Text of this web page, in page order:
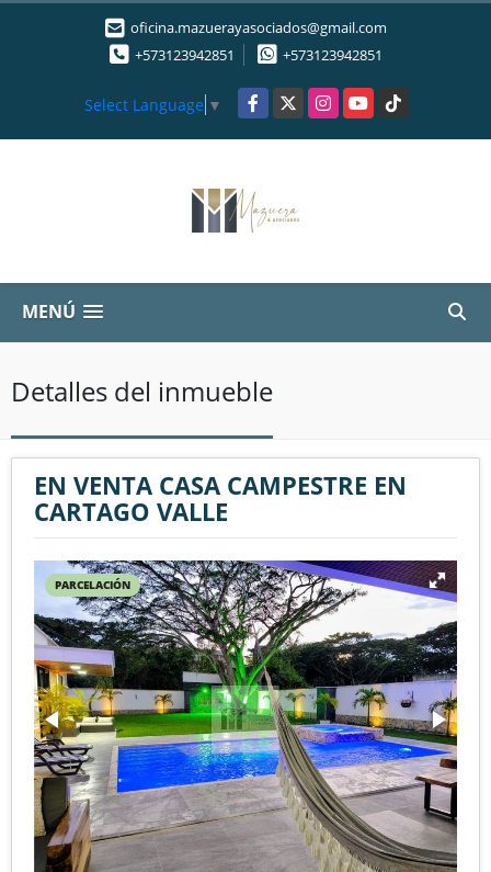
oficina.mazuerayasociados@gmail.com
+573123942851
+573123942851
Select Language ▼ Facebook
X InstagramYouTubeTikTok
MENÚ
Detalles del inmueble
EN VENTA CASA CAMPESTRE EN
CARTAGO VALLE
PARCELACIÓN